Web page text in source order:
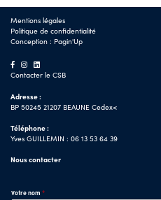
Mentions légales
Politique de confidentialité
Conception : Pagin'Up
Contacter le CSB
Adresse :
BP 50245 21207 BEAUNE Cedex<
Téléphone :
Yves GUILLEMIN : 06 13 53 64 39
Nous contacter
Votre nom *